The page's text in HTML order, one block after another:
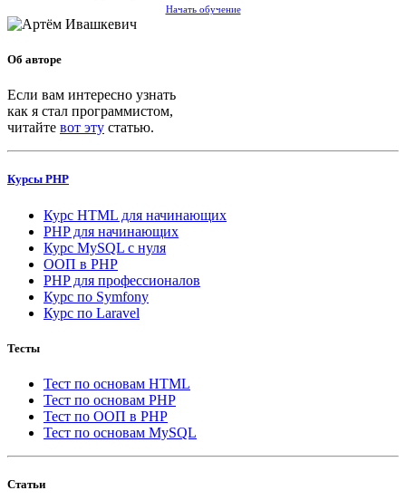
Начать обучение
Об авторе
Если вам интересно узнать
как я стал программистом,
читайте вот эту статью.
Курсы PHP
Курс HTML для начинающих
PHP для начинающих
Курс MySQL с нуля
ООП в PHP
PHP для профессионалов
Курс по Symfony
Курс по Laravel
Тесты
Тест по основам HTML
Тест по основам PHP
Тест по ООП в PHP
Тест по основам MySQL
Статьи